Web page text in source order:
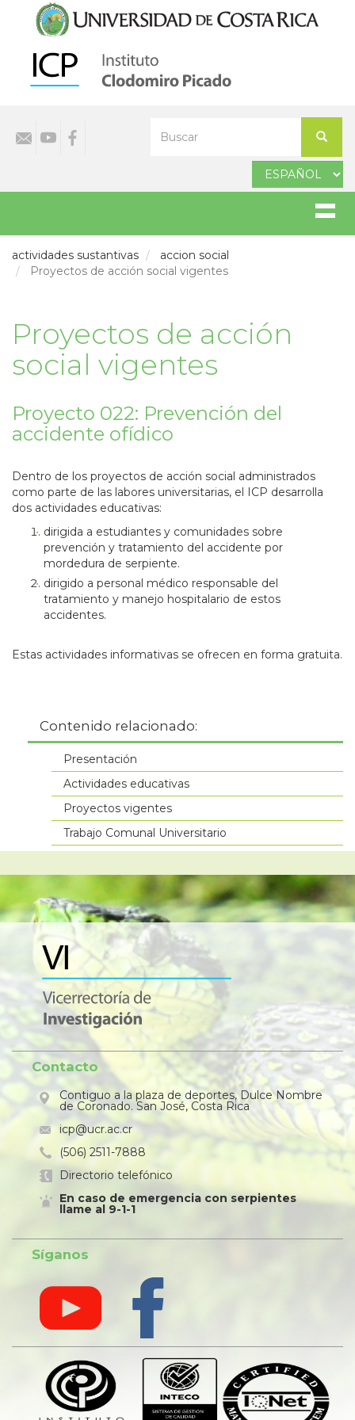
contenido
principal
Buscar
your
actividades sustantivas
accion social
Proyectos de acción social vigentes
Proyectos de acción
social vigentes
Proyecto 022: Prevención del
accidente ofídico
Dentro de los proyectos de acción social administrados
como parte de las labores universitarias, el ICP desarrolla
dos actividades educativas:
dirigida a estudiantes y comunidades sobre
prevención y tratamiento del accidente por
mordedura de serpiente.
dirigido a personal médico responsable del
tratamiento y manejo hospitalario de estos
accidentes.
Estas actividades informativas se ofrecen en forma gratuita.
Contenido relacionado:
Presentación
Actividades educativas
Proyectos vigentes
Trabajo Comunal Universitario
Contacto
Contiguo a la plaza de deportes, Dulce Nombre
de Coronado. San José, Costa Rica
icp@ucr.ac.cr
(506) 2511-7888
Directorio telefónico
En caso de emergencia con serpientes
llame al 9-1-1
Síganos